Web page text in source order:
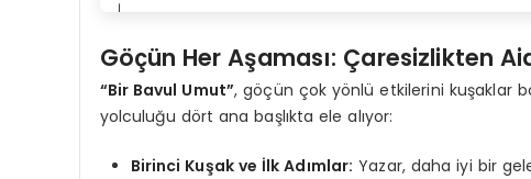
Göçün Her Aşaması: Çaresizlikten
“Bir Bavul Umut”, göçün çok yönlü etkilerini kuşaklar
yolculuğu dört ana başlıkta ele alıyor:
Birinci Kuşak ve İlk Adımlar: Yazar, daha iyi bir